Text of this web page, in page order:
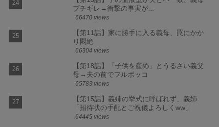
ブチギレ→衝撃の事実が...
66470 views
【第11話】家に勝手に入る義母、罠にかか
り悶絶
66304 views
【第18話】「子供を産め」とうるさい義父
母→夫の前でフルボッコ
65783 views
【第15話】義姉の挙式に呼ばれず、義姉
「招待状の手配とご祝儀よろしくww」
64445 views